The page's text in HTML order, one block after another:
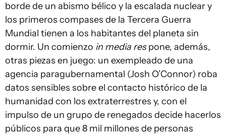
borde de un abismo bélico y la escalada nuclear y
los primeros compases de la Tercera Guerra
Mundial tienen a los habitantes del planeta sin
dormir. Un comienzo in media respone, además,
otras piezas en juego: un exempleado de una
agencia paragubernamental (Josh O’Connor) roba
datos sensibles sobre el contacto histórico de la
humanidad con los extraterrestres y, con el
impulso de un grupo de renegados decide hacerlos
públicos para que 8 mil millones de personas